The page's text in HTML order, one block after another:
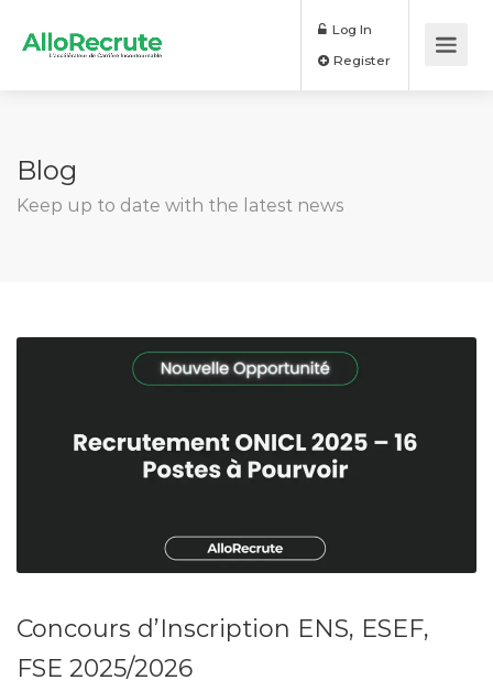
Log In
Blog
Keep up to date with the latest news
Concours d’Inscription ENS, ESEF,
FSE 2025/2026